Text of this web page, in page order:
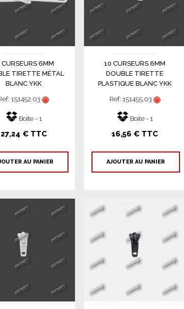
CURSEURS 6MM
TIRETTE MÉTAL
BLANC YKK
151452.03
Boite - 1
27,24 € TTC
AU PANIER
10 CURSEURS 6MM
DOUBLE TIRETTE
PLASTIQUE BLANC YKK
Ref: 151455.03
Boite - 1
16,56 € TTC
AJOUTER AU PANIER